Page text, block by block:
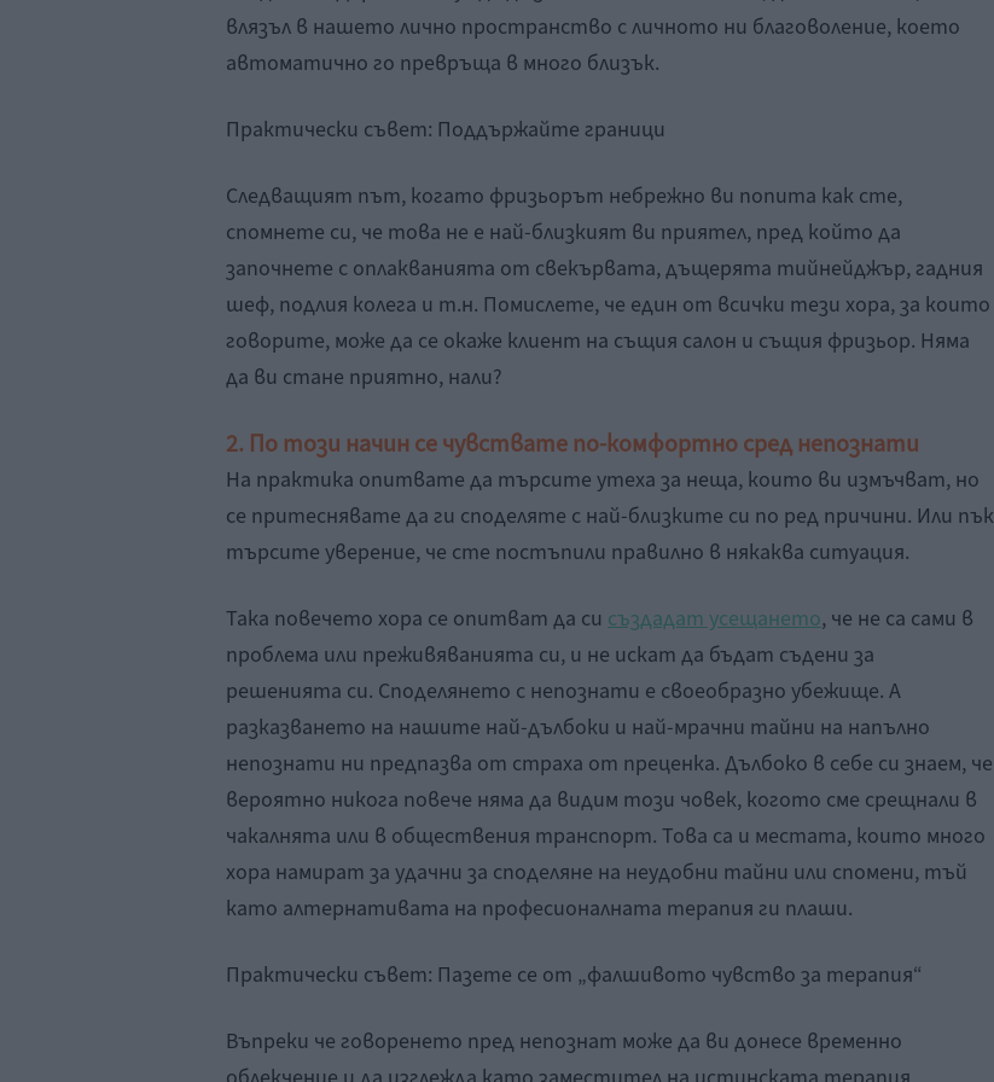
влязъл в нашето лично пространство с личното ни благоволение, което
автоматично го превръща в много близък.
Практически съвет: Поддържайте граници
Следващият път, когато фризьорът небрежно ви попита как сте,
спомнете си, че това не е най-близкият ви приятел, пред който да
започнете с оплакванията от свекървата, дъщерята тийнейджър, гадния
шеф, подлия колега и т.н. Помислете, че един от всички тези хора, за които
говорите, може да се окаже клиент на същия салон и същия фризьор. Няма
да ви стане приятно, нали?
2. По този начин се чувствате по-комфортно сред непознати
На практика опитвате да търсите утеха за неща, които ви измъчват, но
се притеснявате да ги споделяте с най-близките си по ред причини. Или пък
търсите уверение, че сте постъпили правилно в някаква ситуация.
Така повечето хора се опитват да си създадат усещането, че не са сами в
проблема или преживяванията си, и не искат да бъдат съдени за
решенията си. Споделянето с непознати е своеобразно убежище. А
разказването на нашите най-дълбоки и най-мрачни тайни на напълно
непознати ни предпазва от страха от преценка. Дълбоко в себе си знаем, че
вероятно никога повече няма да видим този човек, когото сме срещнали в
чакалнята или в обществения транспорт. Това са и местата, които много
хора намират за удачни за споделяне на неудобни тайни или спомени, тъй
като алтернативата на професионалната терапия ги плаши.
Практически съвет: Пазете се от „фалшивото чувство за терапия“
Въпреки че говоренето пред непознат може да ви донесе временно